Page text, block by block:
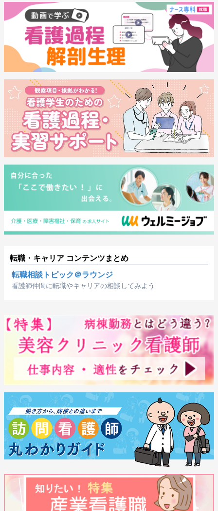
転職・キャリア コンテンツまとめ
転職相談トピック＠ラウンジ
看護師仲間に転職やキャリアの相談してみよう